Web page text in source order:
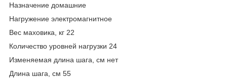
Назначение домашние
Нагружение электромагнитное
Вес маховика, кг 22
Количество уровней нагрузки 24
Изменяемая длина шага, см нет
Длина шага, см 55